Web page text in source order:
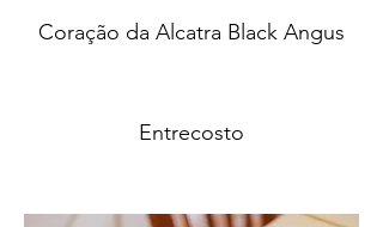
Coração da Alcatra Black Angus
Entrecosto